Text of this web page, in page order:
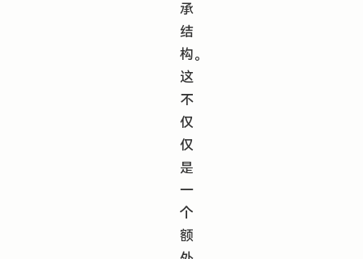
承
结
构。
这
不
仅
仅
是
一
个
额